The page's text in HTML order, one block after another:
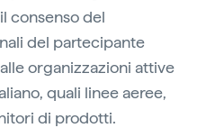
consenso del
del partecipante
organizzazioni attive
quali linee aeree,
di prodotti.